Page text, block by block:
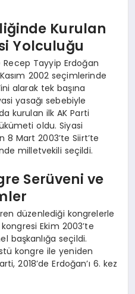
Kurulan
Yolculuğu
Recep Tayyip Erdoğan
2002 seçimlerinde
alarak tek başına
yasağı sebebiyle
kurulan ilk AK Parti
oldu. Siyasi
8 Mart 2003’te Siirt’te
milletvekili seçildi.
Serüveni ve
düzenlediği kongrelerle
Ekim 2003’te
başkanlığa seçildi.
kongre ile yeniden
2018’de Erdoğan’ı 6. kez